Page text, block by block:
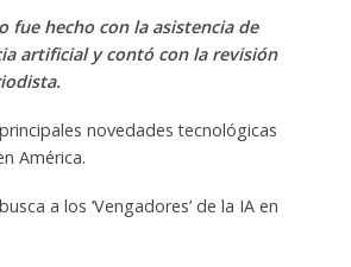
fue hecho con la asistencia de
artificial y contó con la revisión
novedades tecnológicas
América.
a los ‘Vengadores’ de la IA en